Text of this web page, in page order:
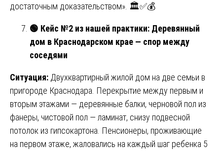
достаточным доказательством». 🏛️✅💰
🟢 Кейс №2 из нашей практики: Деревянный
дом в Краснодарском крае — спор между
соседями
Ситуация: Двухквартирный жилой дом на две семьи в
пригороде Краснодара. Перекрытие между первым и
вторым этажами — деревянные балки, черновой пол из
фанеры, чистовой пол — ламинат, снизу подвесной
потолок из гипсокартона. Пенсионеры, проживающие
на первом этаже, жаловались на каждый шаг ребенка 5